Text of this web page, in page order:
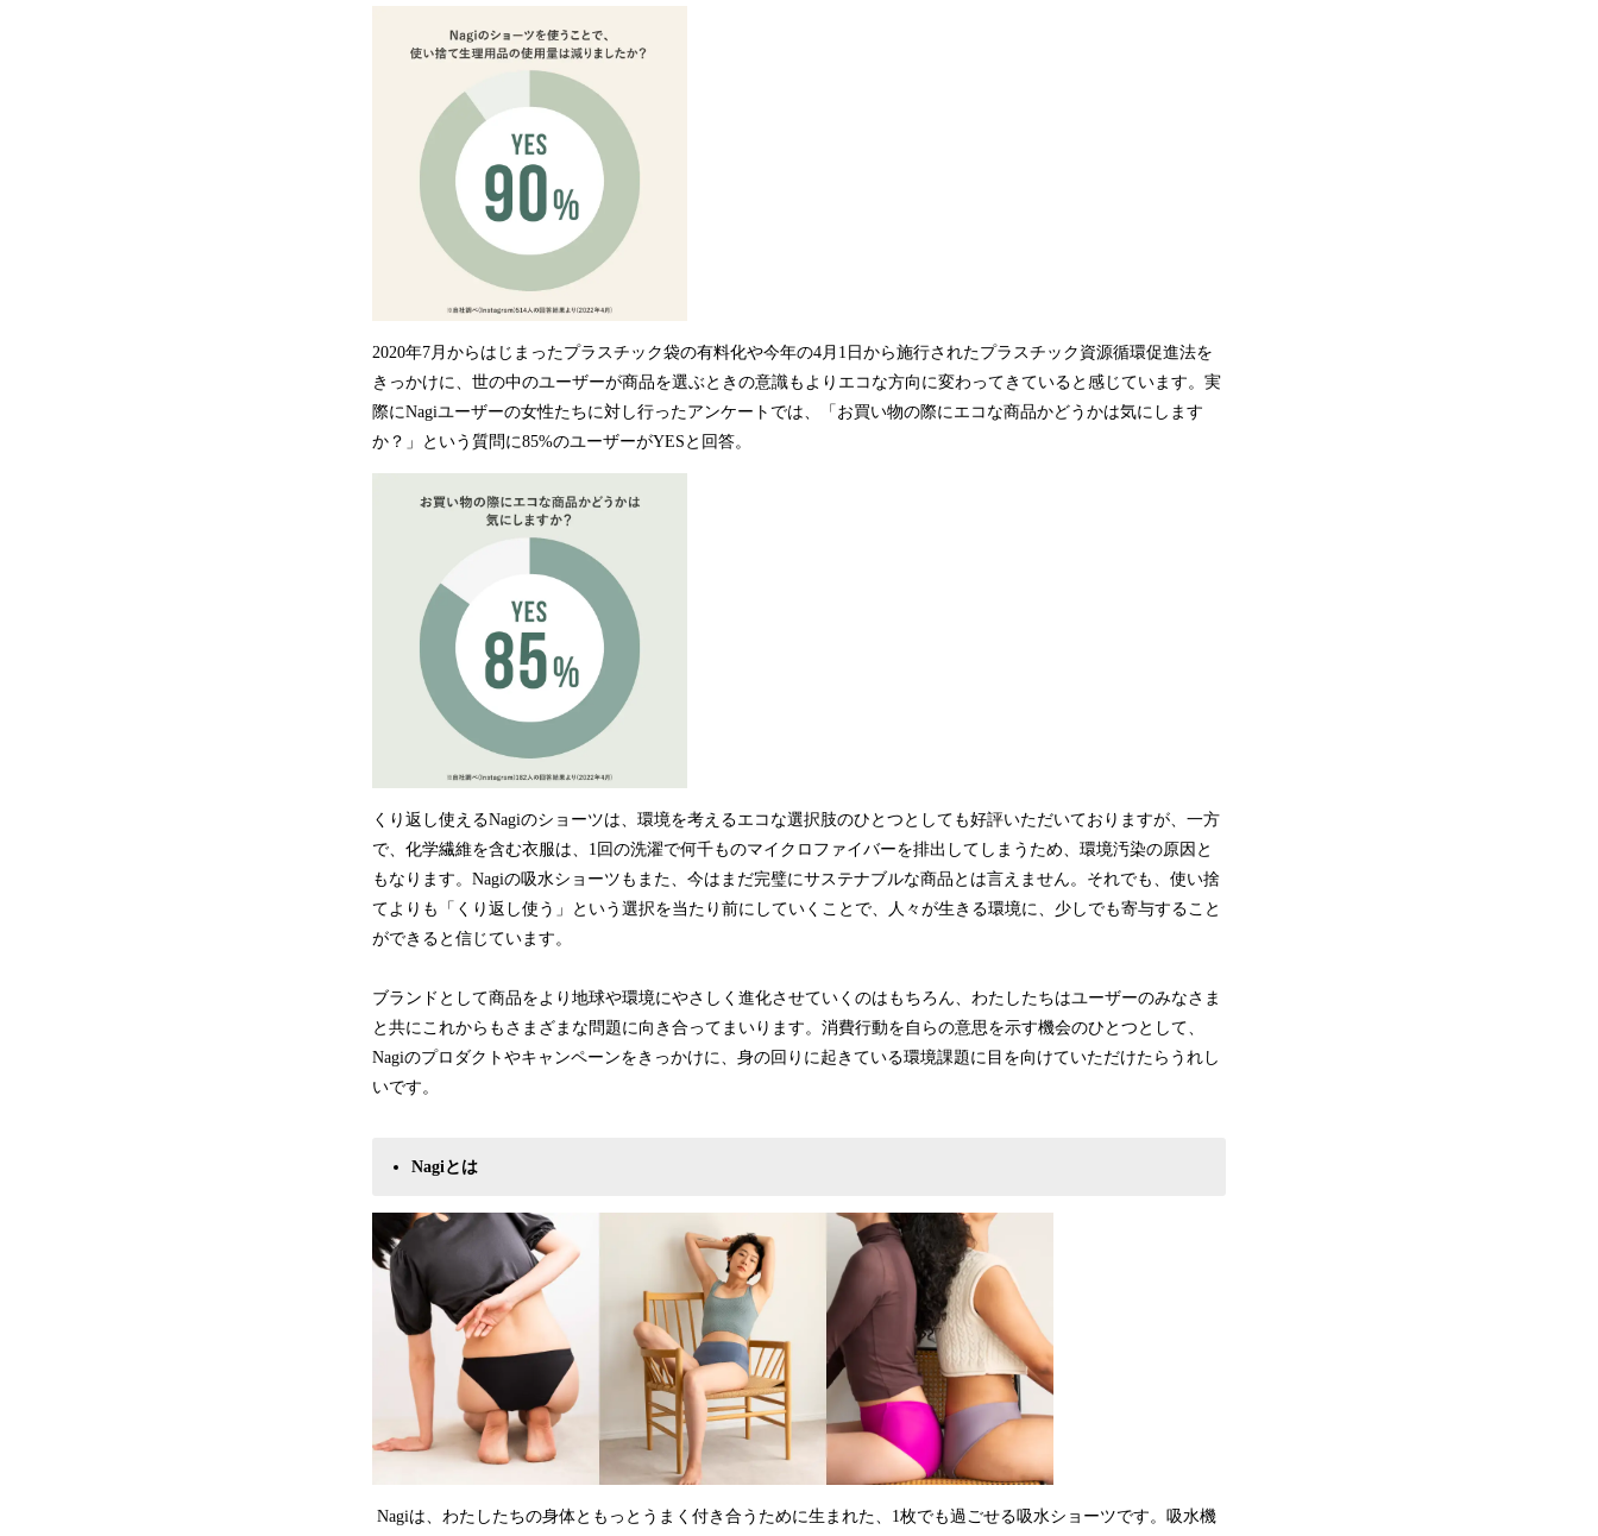
2020年7月からはじまったプラスチック袋の有料化や今年の4月1日から施行されたプラスチック資源循環促進法を
きっかけに、世の中のユーザーが商品を選ぶときの意識もよりエコな方向に変わってきていると感じています。実
際にNagiユーザーの女性たちに対し行ったアンケートでは、「お買い物の際にエコな商品かどうかは気にします
か？」という質問に85%のユーザーがYESと回答。
くり返し使えるNagiのショーツは、環境を考えるエコな選択肢のひとつとしても好評いただいておりますが、一方
で、化学繊維を含む衣服は、1回の洗濯で何千ものマイクロファイバーを排出してしまうため、環境汚染の原因と
もなります。Nagiの吸水ショーツもまた、今はまだ完璧にサステナブルな商品とは言えません。それでも、使い捨
てよりも「くり返し使う」という選択を当たり前にしていくことで、人々が生きる環境に、少しでも寄与すること
ができると信じています。
ブランドとして商品をより地球や環境にやさしく進化させていくのはもちろん、わたしたちはユーザーのみなさま
と共にこれからもさまざまな問題に向き合ってまいります。消費行動を自らの意思を示す機会のひとつとして、
Nagiのプロダクトやキャンペーンをきっかけに、身の回りに起きている環境課題に目を向けていただけたらうれし
いです。
Nagiとは
Nagiは、わたしたちの身体ともっとうまく付き合うために生まれた、1枚でも過ごせる吸水ショーツです。吸水機